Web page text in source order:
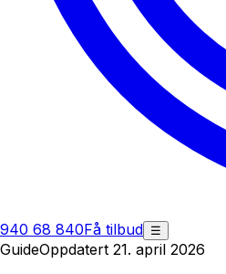
940 68 840Få tilbud ☰
GuideOppdatert 21. april 2026